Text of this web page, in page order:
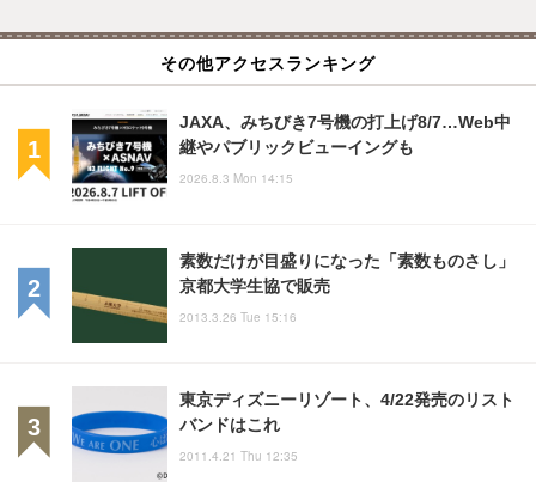
その他アクセスランキング
JAXA、みちびき7号機の打上げ8/7…Web中
継やパブリックビューイングも
2026.8.3 Mon 14:15
素数だけが目盛りになった「素数ものさし」
京都大学生協で販売
2013.3.26 Tue 15:16
東京ディズニーリゾート、4/22発売のリスト
バンドはこれ
2011.4.21 Thu 12:35